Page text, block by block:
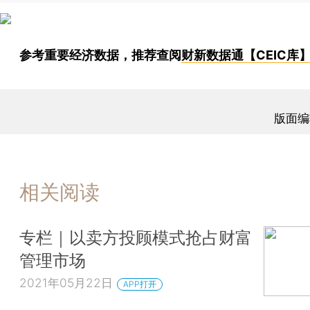
参考重要经济数据，推荐查阅财新数据通【CEIC库】
版面
相关阅读
专栏｜以卖方投顾模式抢占财富
管理市场
2021年05月22日 APP打开